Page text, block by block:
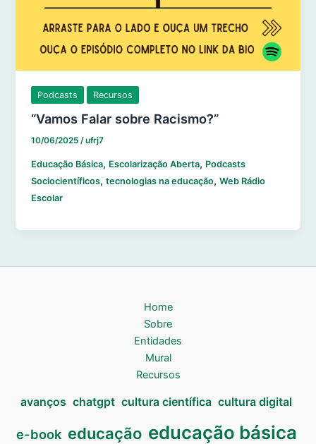
Podcasts Recursos
“Vamos Falar sobre Racismo?”
10/06/2025/ufrj7
Educação Básica, Escolarização Aberta, Podcasts
Sociocientíficos,tecnologias na educação,Web Rádio
Escolar
Home
Sobre
Entidades
Mural
Recursos
avanços chatgpt cultura científica cultura digital
e-book educação educação básica